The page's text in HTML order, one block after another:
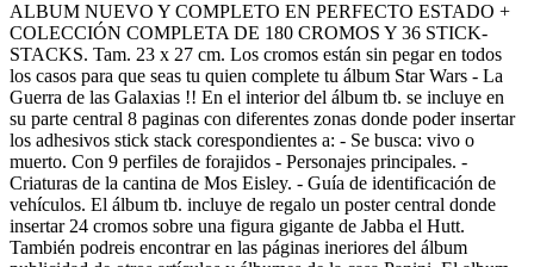
ALBUM NUEVO Y COMPLETO EN PERFECTO ESTADO +
COLECCIÓN COMPLETA DE 180 CROMOS Y 36 STICK-
STACKS. Tam. 23 x 27 cm. Los cromos están sin pegar en todos
los casos para que seas tu quien complete tu álbum Star Wars - La
Guerra de las Galaxias !! En el interior del álbum tb. se incluye en
su parte central 8 paginas con diferentes zonas donde poder insertar
los adhesivos stick stack corespondientes a: - Se busca: vivo o
muerto. Con 9 perfiles de forajidos - Personajes principales. -
Criaturas de la cantina de Mos Eisley. - Guía de identificación de
vehículos. El álbum tb. incluye de regalo un poster central donde
insertar 24 cromos sobre una figura gigante de Jabba el Hutt.
También podreis encontrar en las páginas ineriores del álbum